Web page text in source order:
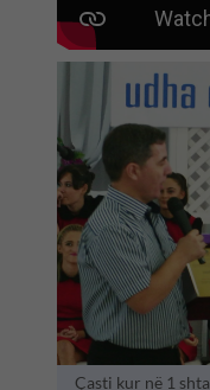
Çasti kur në 1